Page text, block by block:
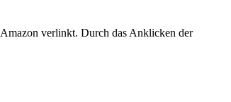
verlinkt. Durch das Anklicken der